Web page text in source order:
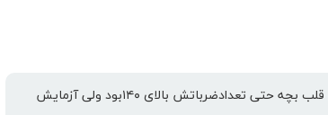
ربطی نداره من خیلی خالت تهوع داشتم هفته هشتم رفتم برای قلب بچه حتی تعدادضرباتش بالای ۱۴۰بود ولی آزمایش